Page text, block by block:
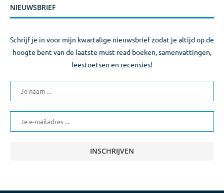
NIEUWSBRIEF
Schrijf je in voor mijn kwartalige nieuwsbrief zodat je altijd op de
hoogte bent van de laatste must read boeken, samenvattingen,
leestoetsen en recensies!